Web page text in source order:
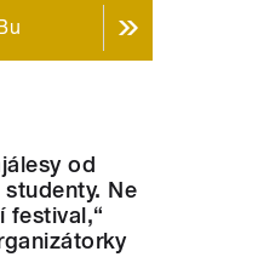
od
Ne
festival,“